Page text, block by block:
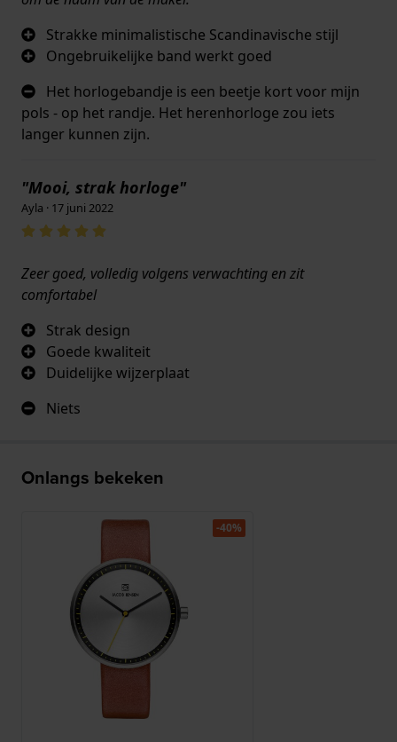
Strakke minimalistische Scandinavische stijl
Ongebruikelijke band werkt goed
Het horlogebandje is een beetje kort voor mijn
pols - op het randje. Het herenhorloge zou iets
langer kunnen zijn.
"Mooi, strak horloge"
Ayla · 17 juni 2022
Zeer goed, volledig volgens verwachting en zit
comfortabel
Strak design
Goede kwaliteit
Duidelijke wijzerplaat
Niets
Onlangs bekeken
-40%